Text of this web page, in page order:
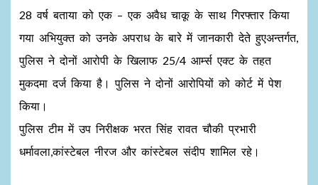
28 वर्ष बताया को एक – एक अवैध चाकू के साथ गिरफ्तार किया
गया अभियुक्त को उनके अपराध के बारे में जानकारी देते हुएअन्तर्गत,
पुलिस ने दोनों आरोपी के खिलाफ 25/4 आर्म्स एक्ट के तहत
मुकदमा दर्ज किया है। पुलिस ने दोनों आरोपियों को कोर्ट में पेश
किया।
पुलिस टीम में उप निरीक्षक भरत सिंह रावत चौकी प्रभारी
धर्मावला,कांस्टेबल नीरज और कांस्टेबल संदीप शामिल रहे।